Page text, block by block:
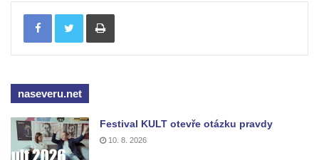
Socha svatého Václava u pramene v
Budějovicích
nádvoří kláštera dominikánů v Českých
Budějovicích
Tisknout
naseveru.net
Festival KULT otevře otázku pravdy
10. 8. 2026